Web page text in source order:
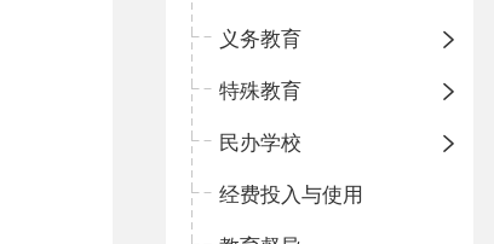
义务教育
特殊教育
民办学校
经费投入与使用